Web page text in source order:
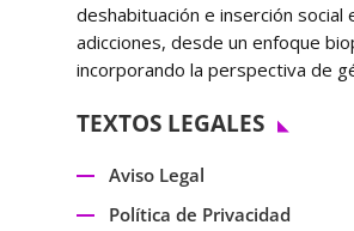
deshabituación e inserción social
adicciones, desde un enfoque
incorporando la perspectiva de
TEXTOS LEGALES
Aviso Legal
Política de Privacidad